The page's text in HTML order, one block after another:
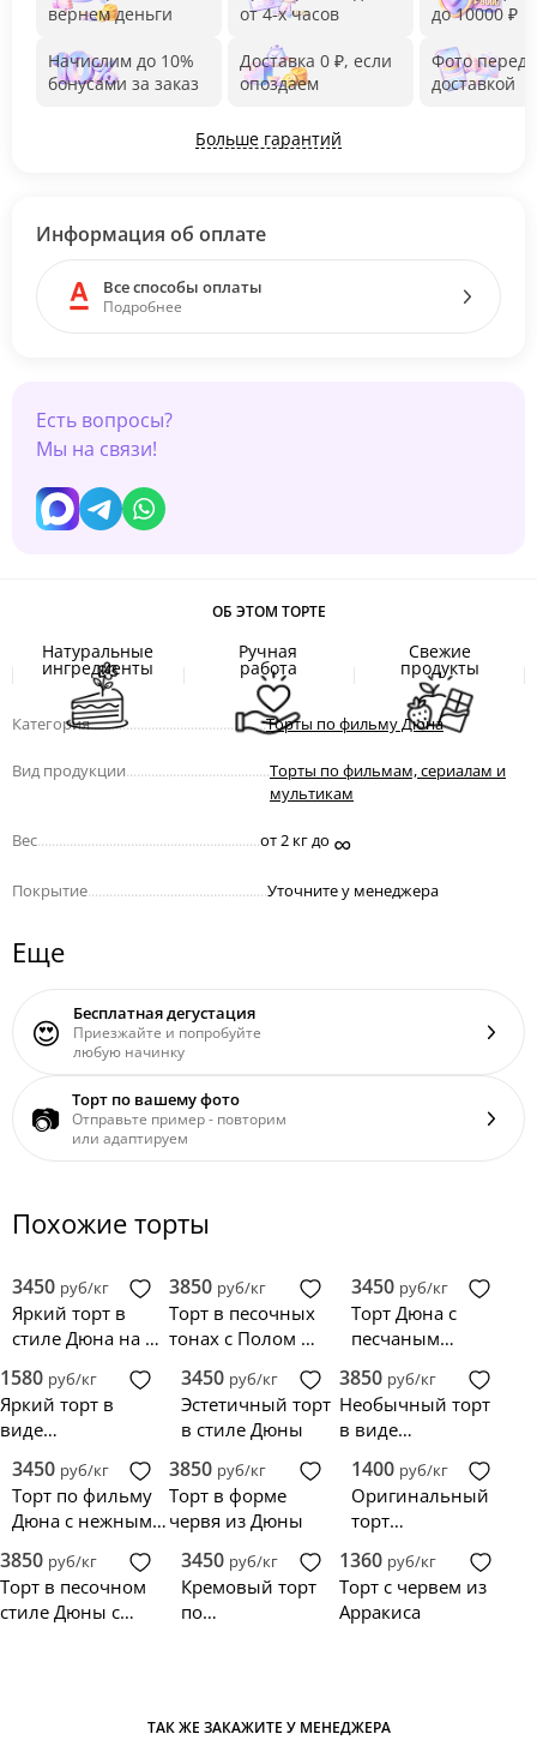
вернем деньги
Начислим до 10%
бонусами за заказ
от 4-х часов
Доставка 0 ₽, если
опоздаем
до 10000 ₽
Фото перед
доставкой
Больше гарантий
Информация об оплате
Все способы оплаты
Подробнее
Есть вопросы?
Мы на связи!
ОБ ЭТОМ ТОРТЕ
Натуральные
ингредиенты
Ручная
работа
Свежие
продукты
Категория.................................................Торты по фильму Дюна
Вид продукции........................................Торты по фильмам, сериалам и
мультикам
Вес..............................................................от 2 кг до ∞
Покрытие..................................................Уточните у менеджера
Еще
😍 Бесплатная дегустация
Приезжайте и попробуйте
любую начинку
📷 Торт по вашему фото
Отправьте пример - повторим
или адаптируем
Похожие торты
3450 руб/кг
Яркий торт в
стиле Дюна на 3
3850 руб/кг
Торт в песочных
тонах с Полом и
3450 руб/кг
Торт Дюна с
песчаным
1580 руб/кг
Яркий торт в
виде
червя Шаи-Хулуд
на корабль
3450 руб/кг
Эстетичный торт
в стиле Дюны
3850 руб/кг
Необычный торт
в виде
Шаи-Хулуда из
песка
3450 руб/кг
Торт по фильму
Дюна с нежным
песочными
краями
3850 руб/кг
Торт в форме
червя из Дюны
1400 руб/кг
Оригинальный
торт
Пола на Шаи-
Хулуде
3850 руб/кг
Торт в песочном
стиле Дюны с
3450 руб/кг
Кремовый торт
по
1360 руб/кг
Торт с червем из
Арракиса
ТАК ЖЕ ЗАКАЖИТЕ У МЕНЕДЖЕРА